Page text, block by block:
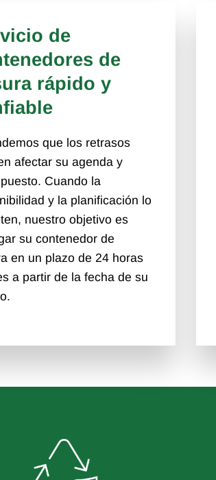
de
de
rápido y
que los retrasos
afectar su agenda y
Cuando la
y la planificación lo
nuestro objetivo es
su contenedor de
en un plazo de 24 horas
a partir de la fecha de su